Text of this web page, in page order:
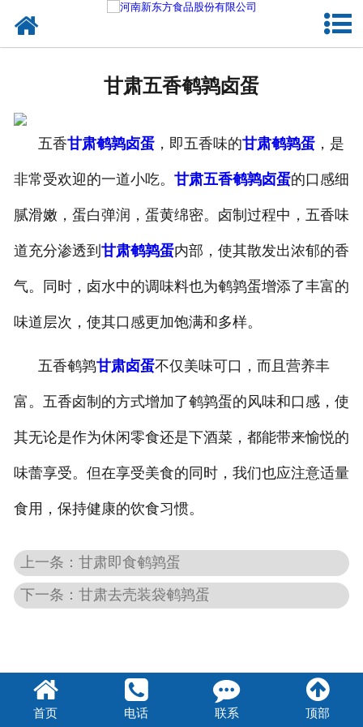
甘肃熟食品
甘肃调味品
甘肃鸡蛋壳粉
- 甘肃盐焗味卤蛋
- 甘肃泡椒味卤蛋
- 甘肃蜜汁味卤蛋
-
甘肃五香鹌鹑卤蛋
五香甘肃鹌鹑卤蛋，即五香味的甘肃鹌鹑蛋，是
非常受欢迎的一道小吃。 甘肃五香鹌鹑卤蛋的口感细
腻滑嫩，蛋白弹润，蛋黄绵密。卤制过程中，五香味
道充分渗透到 甘肃鹌鹑蛋内部，使其散发出浓郁的香
气。同时，卤水中的调味料也为鹌鹑蛋增添了丰富的
味道层次，使其口感更加饱满和多样。
五香鹌鹑甘肃卤蛋不仅美味可口，而且营养丰
富。五香卤制的方式增加了鹌鹑蛋的风味和口感，使
其无论是作为休闲零食还是下酒菜，都能带来愉悦的
味蕾享受。但在享受美食的同时，我们也应注意适量
食用，保持健康的饮食习惯。
上一条：甘肃即食鹌鹑蛋
下一条：甘肃去壳装袋鹌鹑蛋
首页 电话 联系 顶部